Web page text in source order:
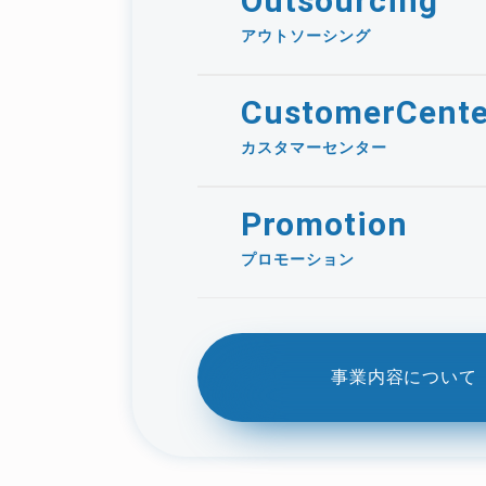
アウトソーシング
カスタマーセンター
Promotion
プロモーション
事業内容について